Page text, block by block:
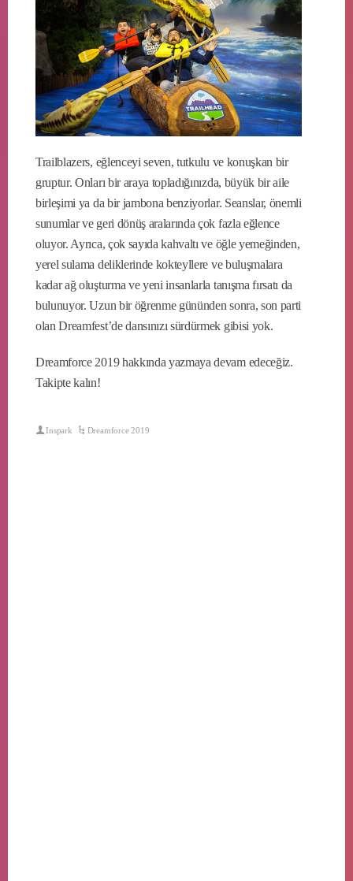
Trailblazers, eğlenceyi seven, tutkulu ve konuşkan bir
gruptur. Onları bir araya topladığınızda, büyük bir aile
birleşimi ya da bir jambona benziyorlar. Seanslar, önemli
sunumlar ve geri dönüş aralarında çok fazla eğlence
oluyor. Ayrıca, çok sayıda kahvaltı ve öğle yemeğinden,
yerel sulama deliklerinde kokteyllere ve buluşmalara
kadar ağ oluşturma ve yeni insanlarla tanışma fırsatı da
bulunuyor. Uzun bir öğrenme gününden sonra, son parti
olan Dreamfest’de dansınızı sürdürmek gibisi yok.
Dreamforce 2019 hakkında yazmaya devam edeceğiz.
Takipte kalın!
Inspark Dreamforce 2019